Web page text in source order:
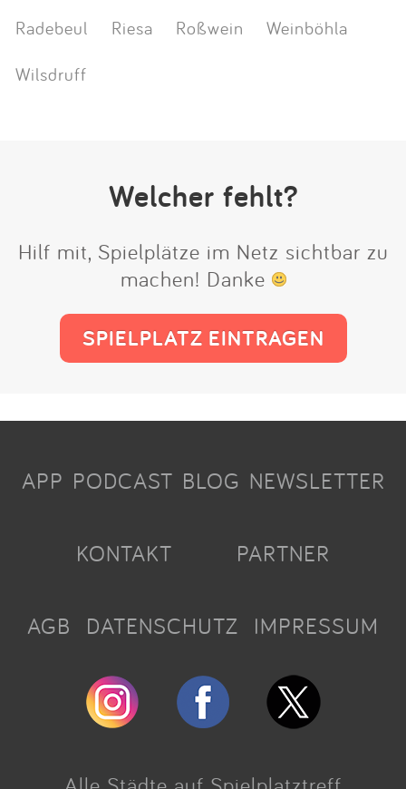
Radebeul
Riesa Roßwein
Weinböhla
Wilsdruff
Welcher fehlt?
Hilf mit, Spielplätze im Netz sichtbar zu
machen! Danke
SPIELPLATZ EINTRAGEN
APP PODCAST BLOG NEWSLETTER
KONTAKT PARTNER
AGB DATENSCHUTZ IMPRESSUM